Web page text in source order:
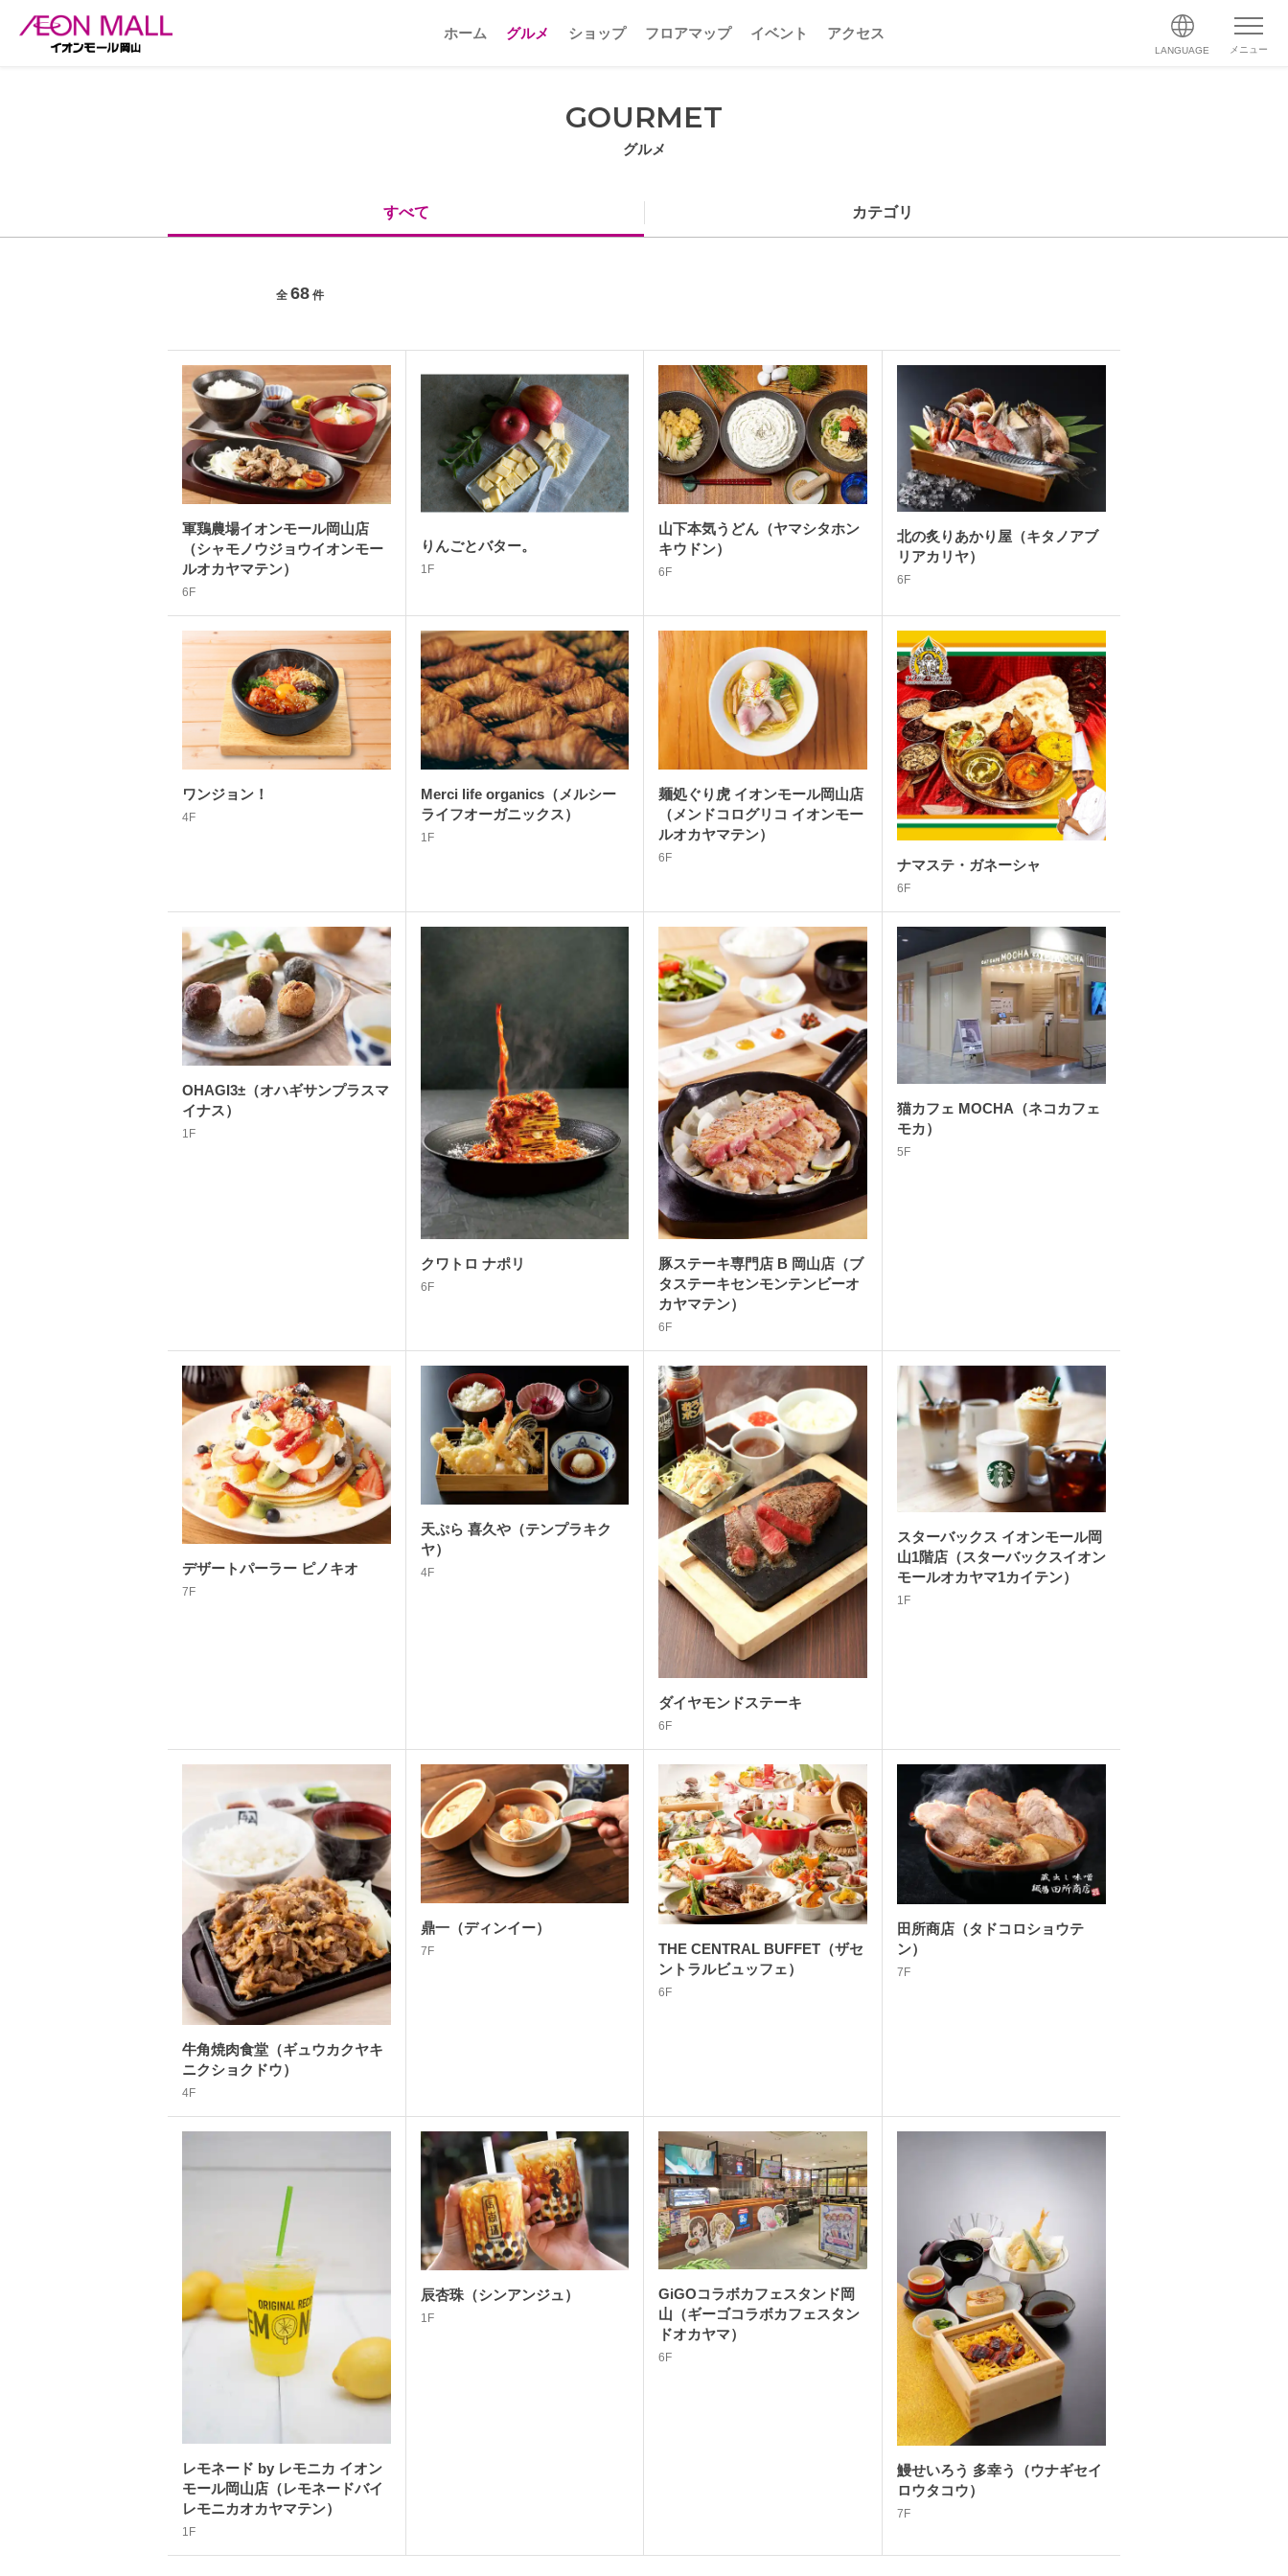
ホーム グルメ ショップ フロアマップ イベント アクセス
LANGUAGE メニュー
GOURMET
グルメ
すべて カテゴリ
全 68 件
軍鶏農場イオンモール岡山店
（シャモノウジョウイオンモー
ルオカヤマテン）
6F
りんごとバター。
1F
山下本気うどん（ヤマシタホン
キウドン）
6F
北の炙りあかり屋（キタノアブ
リアカリヤ）
6F
ワンジョン！
4F
Merci life organics（メルシー
ライフオーガニックス）
1F
麺処ぐり虎 イオンモール岡山店
（メンドコログリコ イオンモー
ルオカヤマテン）
6F ナマステ・ガネーシャ
6F
OHAGI3±（オハギサンプラスマ
イナス）
1F
クワトロ ナポリ
6F
豚ステーキ専門店 B 岡山店（ブ
タステーキセンモンテンビーオ
カヤマテン）
6F
猫カフェ MOCHA（ネコカフェ
モカ）
5F
デザートパーラー ピノキオ
7F
天ぷら 喜久や（テンプラキク
ヤ）
4F
ダイヤモンドステーキ
6F
スターバックス イオンモール岡
山1階店（スターバックスイオン
モールオカヤマ1カイテン）
1F
牛角焼肉食堂（ギュウカクヤキ
ニクショクドウ）
4F
鼎一（ディンイー）
7F
THE CENTRAL BUFFET（ザセ
ントラルビュッフェ）
6F
田所商店（タドコロショウテ
ン）
7F
レモネード by レモニカ イオン
モール岡山店（レモネードバイ
レモニカオカヤマテン）
1F
辰杏珠（シンアンジュ）
1F
GiGOコラボカフェスタンド岡
山（ギーゴコラボカフェスタン
ドオカヤマ）
6F
鰻せいろう 多幸う（ウナギセイ
ロウタコウ）
7F